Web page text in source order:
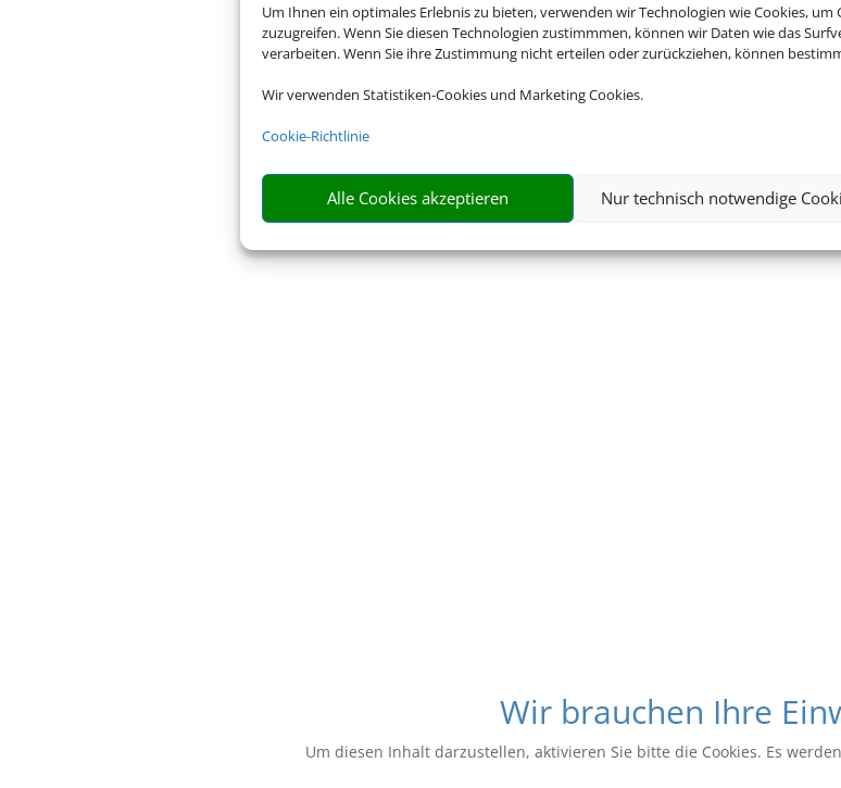
Um Ihnen ein optimales Erlebnis zu bieten, verwenden wir Technologien wie Cookies,
zuzugreifen. Wenn Sie diesen Technologien zustimmmen, können wir Daten wie das
verarbeiten. Wenn Sie ihre Zustimmung nicht erteilen oder zurückziehen, können
Wir verwenden Statistiken-Cookies und Marketing Cookies.
Cookie-Richtlinie
Alle Cookies akzeptieren Nur technisch notwendige
Wir brauchen Ihre
Um diesen Inhalt darzustellen, aktivieren Sie bitte die Cookies. Es